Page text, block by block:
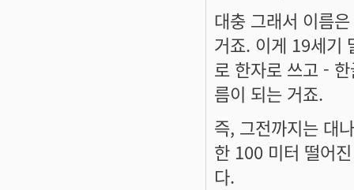
대충 그래서 이름
거죠. 이게 19세기
로 한자로 쓰고 -
름이 되는 거죠.
즉, 그전까지는 대
한 100 미터 떨어
다.